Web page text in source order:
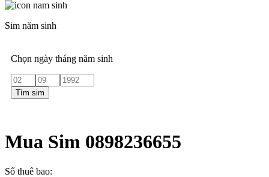
Sim năm sinh
Chọn ngày tháng năm sinh
Tìm sim
Mua Sim 0898236655
Số thuê bao: